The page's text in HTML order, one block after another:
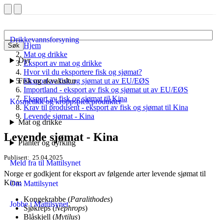
Søk
Drikkevannsforsyning
Dyr
Fisk og akvakultur
Kosmetikk og kroppspleieprodukter
Mat og drikke
Planter og dyrking
Meld fra til Mattilsynet
Om Mattilsynet
Jobbe i Mattilsynet
Hjem
Mat og drikke
Eksport av mat og drikke
Hvor vil du eksportere fisk og sjømat?
Eksport av fisk og sjømat ut av EU/EØS
Importland - eksport av fisk og sjømat ut av EU/EØS
Eksport av fisk og sjømat til Kina
Krav til produsent - eksport av fisk og sjømat til Kina
Levende sjømat - Kina
Levende sjømat - Kina
Publisert 25.04.2025
Norge er godkjent for eksport av følgende arter levende sjømat til
Kina:
Kongekrabbe (Paralithodes)
Sjøkreps (Nephrops)
Blåskjell (Mytilus)